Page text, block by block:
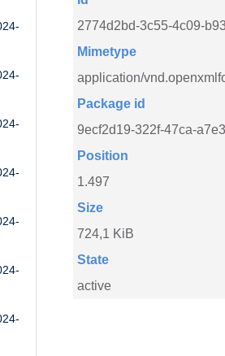
2774d2bd-3c55-4c09-
Mimetype
application/
Package id
9ecf2d19-322f-47ca-
Position
1.497
Size
724,1 KiB
State
active